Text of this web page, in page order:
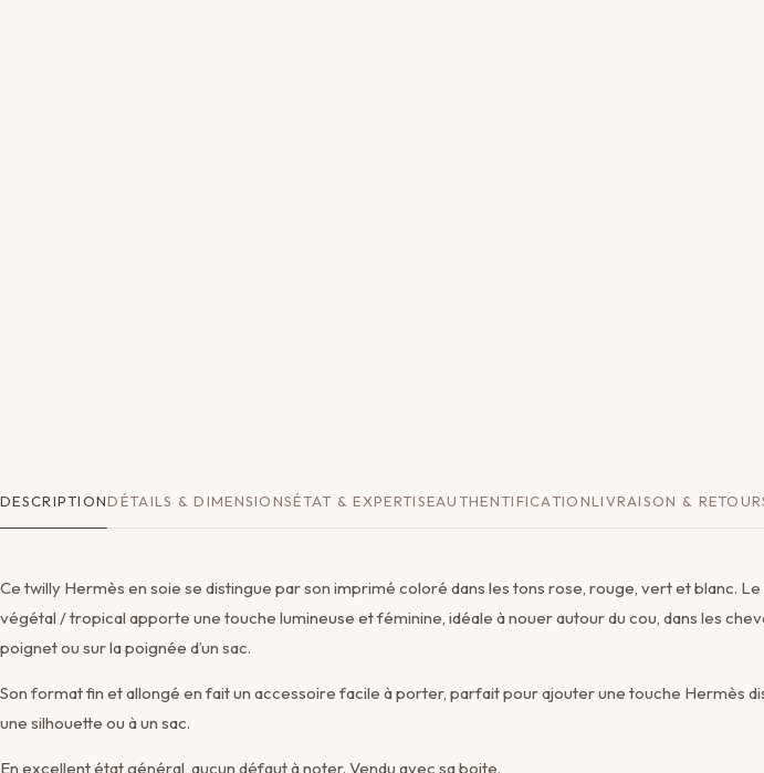
DESCRIPTIONDÉTAILS & DIMENSIONSÉTAT & EXPERTISEAUTHENTIFICATIONLIVRAISON &
Ce twilly Hermès en soie se distingue par son imprimé coloré dans les tons rose, rouge, vert et blanc.
végétal / tropical apporte une touche lumineuse et féminine, idéale à nouer autour du cou, dans les
poignet ou sur la poignée d’un sac.
Son format fin et allongé en fait un accessoire facile à porter, parfait pour ajouter une touche Hermès
une silhouette ou à un sac.
En excellent état général, aucun défaut à noter. Vendu avec sa boite.